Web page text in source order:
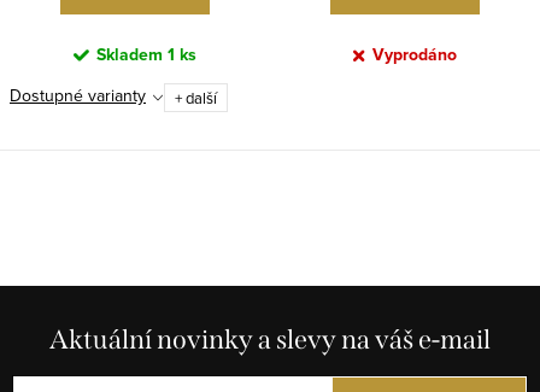
Skladem 1 ks
Dostupné varianty + další
Vyprodáno
Aktuální novinky a slevy na váš e-mail